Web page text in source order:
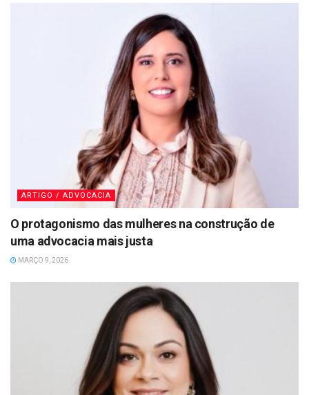
ARTIGO / ADVOCACIA
O protagonismo das mulheres na construção de
uma advocacia mais justa
MARÇO 9, 2026